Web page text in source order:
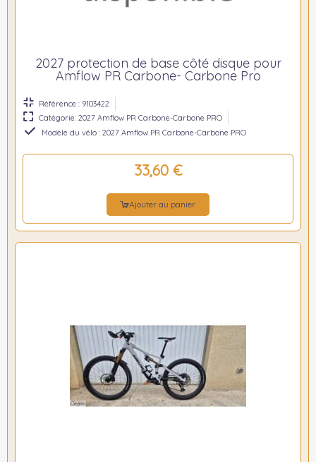
2027 protection de base côté disque pour
Amflow PR Carbone- Carbone Pro
Référence : 9103422
Catégorie: 2027 Amflow PR Carbone-Carbone PRO
Modèle du vélo : 2027 Amflow PR Carbone-Carbone PRO
33,60 €
Ajouter au panier